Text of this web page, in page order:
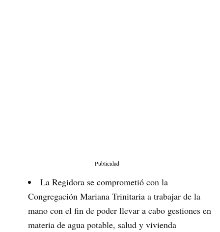
Publicidad
La Regidora se comprometió con la
Congregación Mariana Trinitaria a trabajar de la
mano con el fin de poder llevar a cabo gestiones en
materia de agua potable, salud y vivienda